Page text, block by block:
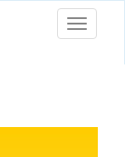
Toggle